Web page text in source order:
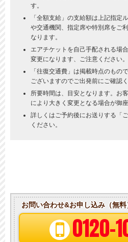
す。
「全額支給」の支給額は上記指定
や交通機関、指定席や特別席をご
なります。
エアチケットを自己手配される場
変更になります、ご注意ください。
「往復交通費」は掲載時点のもの
ございますのでご出発前にご確認く
所要時間は、目安となります。お
により大きく変更となる場合が御座
詳しくはご予約後にお送りする「
ください。
お問い合わせ&お申し込み（無料
0120-